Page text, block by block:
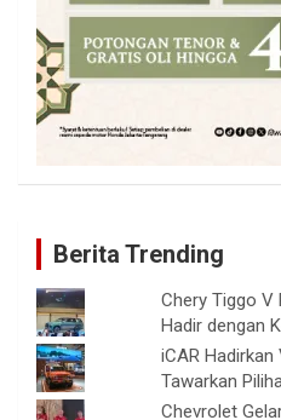
Berita Trending
Chery Tiggo V
Hadir dengan
iCAR Hadirkan
Tawarkan
Chevrolet